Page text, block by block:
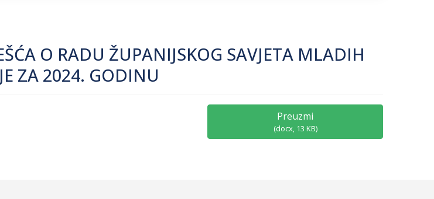
O RADU ŽUPANIJSKOG SAVJETA MLADIH
ZA 2024. GODINU
Preuzmi
(docx, 13 KB)